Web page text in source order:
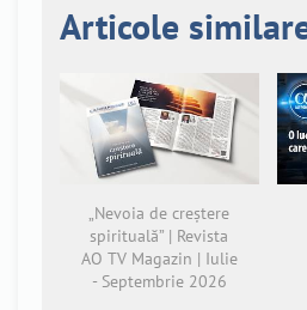
Articole
„Nevoia de creștere
spirituală” | Revista
AO TV Magazin | Iulie
- Septembrie 2026